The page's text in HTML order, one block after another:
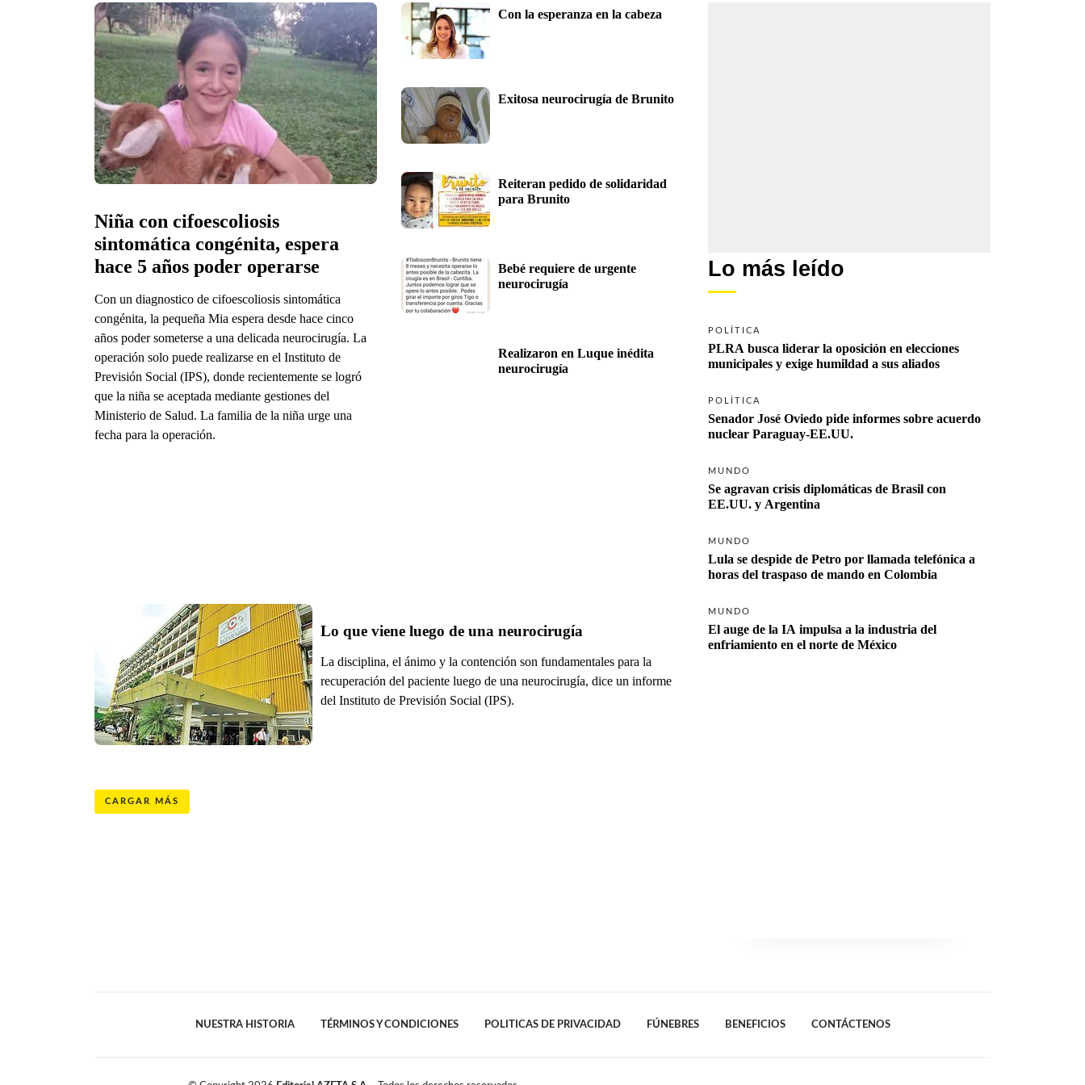
Niña con cifoescoliosis
sintomática congénita, espera
Con un diagnostico de cifoescoliosis sintomática
congénita, la pequeña Mia espera desde hace cinco
años poder someterse a una delicada neurocirugía. La
operación solo puede realizarse en el Instituto de
Previsión Social (IPS), donde recientemente se logró
que la niña se aceptada mediante gestiones del
Ministerio de Salud. La familia de la niña urge una
fecha para la operación.
Con la esperanza en la cabeza
Exitosa neurocirugía de Brunito
Reiteran pedido de solidaridad
para Brunito
Bebé requiere de urgente
neurocirugía
Realizaron en Luque inédita
neurocirugía
Lo que viene luego de una neurocirugía
La disciplina, el ánimo y la contención son fundamentales para la
recuperación del paciente luego de una neurocirugía, dice un informe
del Instituto de Previsión Social (IPS).
CARGAR MÁS
Lo más leído
POLÍTICA
PLRA busca liderar la oposición en elecciones
municipales y exige humildad a sus aliados
POLÍTICA
Senador José Oviedo pide informes sobre acuerdo
nuclear Paraguay-EE.UU.
MUNDO
Se agravan crisis diplomáticas de Brasil con
EE.UU. y Argentina
MUNDO
Lula se despide de Petro por llamada telefónica a
horas del traspaso de mando en Colombia
MUNDO
El auge de la IA impulsa a la industria del
enfriamiento en el norte de México
NUESTRA HISTORIA TÉRMINOS Y CONDICIONES POLITICAS DE PRIVACIDAD FÚNEBRES BENEFICIOS CONTÁCTENOS